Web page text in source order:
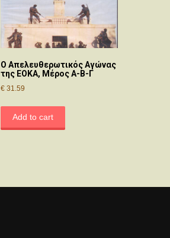
Ο Απελευθερωτικός Αγώνας
της ΕΟΚΑ, Μέρος Α-Β-Γ
€ 31.59
Add to cart